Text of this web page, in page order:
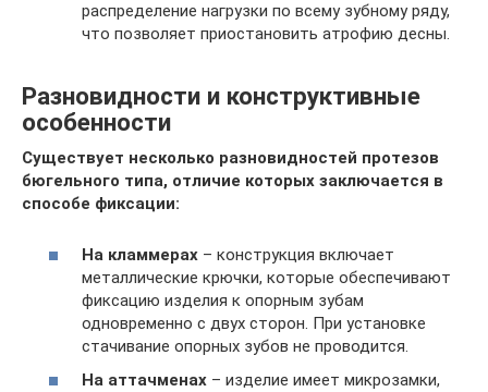
распределение нагрузки по всему зубному ряду,
что позволяет приостановить атрофию десны.
Разновидности и конструктивные
особенности
Существует несколько разновидностей протезов
бюгельного типа, отличие которых заключается в
способе фиксации:
На кламмерах – конструкция включает
металлические крючки, которые обеспечивают
фиксацию изделия к опорным зубам
одновременно с двух сторон. При установке
стачивание опорных зубов не проводится.
На аттачменах – изделие имеет микрозамки,